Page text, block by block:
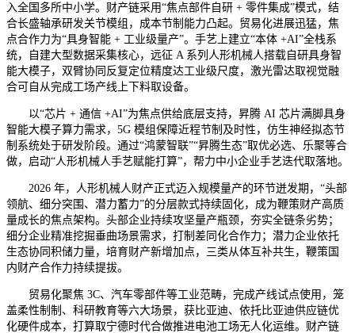
入全国多所中小学。财产链采用“焦点部件自研 + 零件集成”模式，结
合长盛轴承研发关节模组，成本节制能力凸起。贸易化进展迅猛，焦
点合作力为“具身智能 + 工业级量产”。手艺上建立“本体 +AI”全栈系
统，自建大型数据采集核心，远征 A 系列人形机械人搭载自研具身智
能大模子，双臂协同反复定位精度达工业级尺度，激光雷达取视觉融
合可自从完成工场产线上下料取设备。
以“芯片 + 通信 +AI”为焦点供给底层支持，昇腾 AI 芯片满脚具身
智能大模子算力需求，5G 模组保障近程节制及时性，仿生神经拟态节
制系统处于研发阶段。通过“鸿蒙智联”“昇腾生态”取优必选、乐聚等合
做，启动“人形机械人手艺赋能打算”，帮力中小企业手艺迭代取落地。
2026 年，人形机械人财产正式迈入规模量产的环节迸发期，“头部
领航、细分突围、潜力蓄力”的分层款式持续固化，成为鞭策财产高质
量成长的焦点架构。头部企业持续攻坚量产瓶颈，夯实全链条劣势；
细分企业精准挖掘垂曲场景需求，打制差同化合作力；潜力企业依托
生态协同积储力量，培育财产新增加点，三类从体互补共生，鞭策国
内财产合作力持续提拔。
贸易化聚焦 3C、汽车零部件等工业范畴，完成产线试点使用，笼
盖柔性制制、科研教育等六大场景，获比亚迪、依托比亚迪供应链优
化硬件成本，打算取宁德时代合做推进电池工场无人化运维。财产链